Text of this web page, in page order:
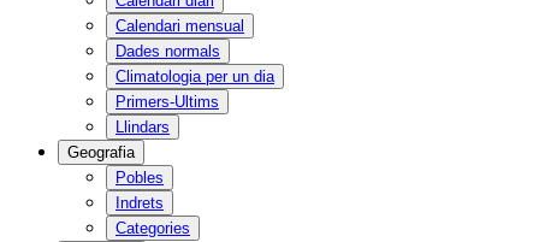
Calendari mensual
Dades normals
Climatologia per un dia
Primers-Ultims
Llindars
Geografia
Pobles
Indrets
Categories